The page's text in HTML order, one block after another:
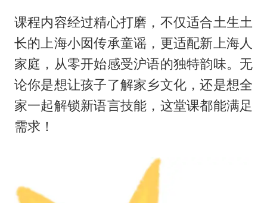
课程内容经过精心打磨，不仅适合土生土
长的上海小囡传承童谣，更适配新上海人
家庭，从零开始感受沪语的独特韵味。无
论你是想让孩子了解家乡文化，还是想全
家一起解锁新语言技能，这堂课都能满足
需求！